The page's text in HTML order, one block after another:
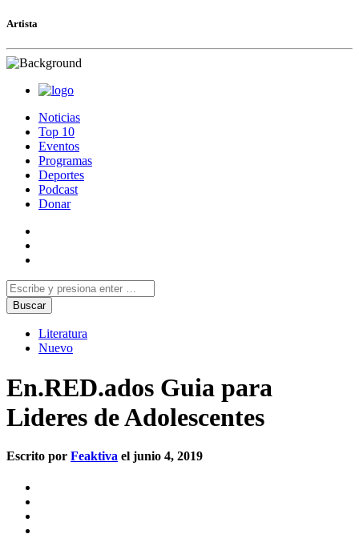
Artista
Noticias
Top 10
Eventos
Programas
Deportes
Podcast
Donar
Literatura
Nuevo
En.RED.ados Guia para
Lideres de Adolescentes
Escrito por Feaktiva el junio 4, 2019